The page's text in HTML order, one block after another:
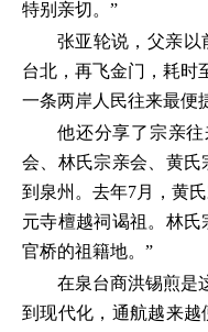
特别亲切。”
张亚轮说，父亲以
台北，再飞金门，耗时
一条两岸人民往来最便
他还分享了宗亲
会、林氏宗亲会、黄氏
到泉州。去年7月，黄
元寺檀越祠谒祖。林
官桥的祖籍地。”
在泉台商洪锡煎是
到现代化，通航越来